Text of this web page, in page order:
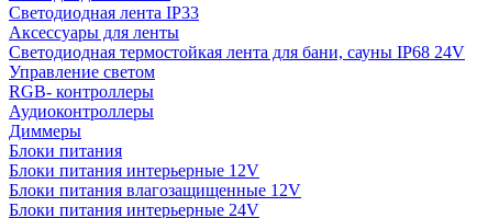
Светодиодная лента IP33
Аксессуары для ленты
Светодиодная термостойкая лента для бани, сауны IP68 24V
Управление светом
RGB- контроллеры
Аудиоконтроллеры
Диммеры
Блоки питания
Блоки питания интерьерные 12V
Блоки питания влагозащищенные 12V
Блоки питания интерьерные 24V